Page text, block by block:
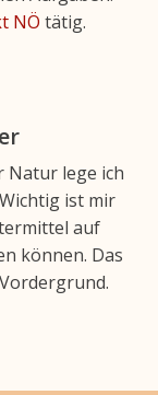
NÖ tätig.
Natur lege ich
ist mir
auf
können. Das